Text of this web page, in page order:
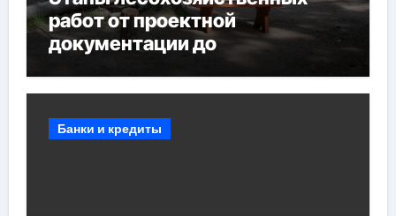
работ от проектной
документации до
мероприятий и обустройства
Банки и кредиты